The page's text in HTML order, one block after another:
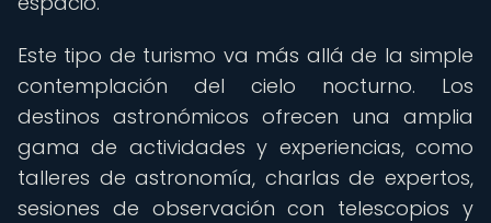
Este tipo de turismo va más allá de la simple
contemplación del cielo nocturno. Los
destinos astronómicos ofrecen una amplia
gama de actividades y experiencias, como
talleres de astronomía, charlas de expertos,
sesiones de observación con telescopios y